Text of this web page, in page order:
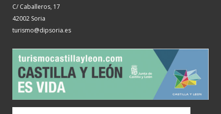
C/ Caballeros, 17
42002 Soria
turismo@dipsoria.es